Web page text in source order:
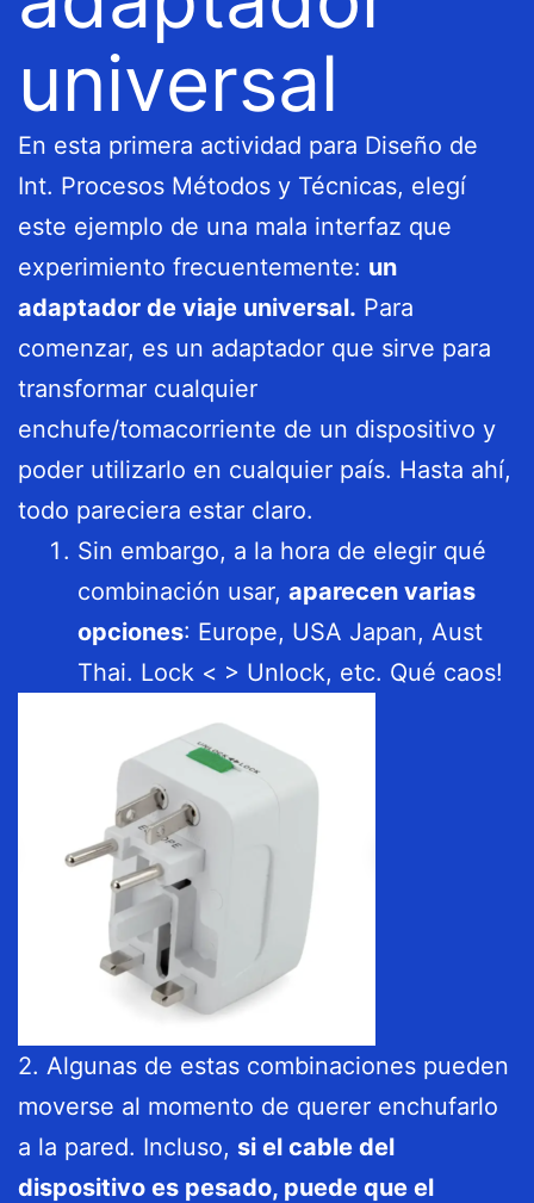
universal
En esta primera actividad para Diseño de
Int. Procesos Métodos y Técnicas, elegí
este ejemplo de una mala interfaz que
experimiento frecuentemente: un
adaptador de viaje universal. Para
comenzar, es un adaptador que sirve para
transformar cualquier
enchufe/tomacorriente de un dispositivo y
poder utilizarlo en cualquier país. Hasta ahí,
todo pareciera estar claro.
Sin embargo, a la hora de elegir qué
combinación usar, aparecen varias
opciones: Europe, USA Japan, Aust
Thai. Lock < > Unlock, etc. Qué caos!
2. Algunas de estas combinaciones pueden
moverse al momento de querer enchufarlo
a la pared. Incluso, si el cable del
dispositivo es pesado, puede que el